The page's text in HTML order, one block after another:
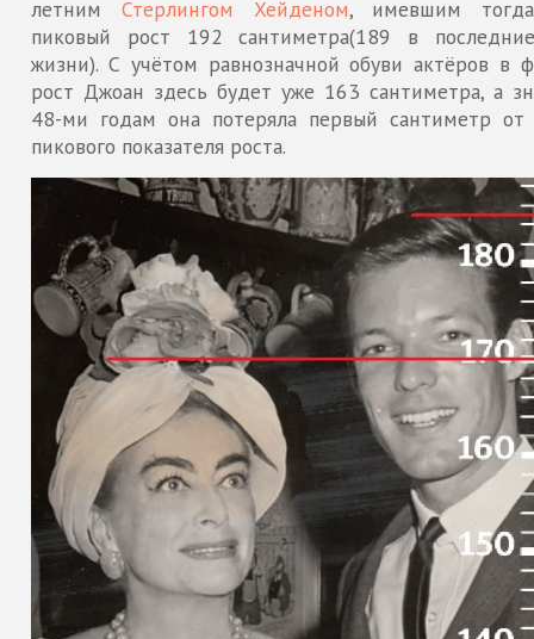
летнимСтерлингом Хейденом, имевшим
пиковый рост 192 сантиметра(189 в
жизни). С учётом равнозначной обуви актёров в
рост Джоан здесь будет уже 163 сантиметра, а
48-ми годам она потеряла первый сантиметр от
пикового показателя роста.